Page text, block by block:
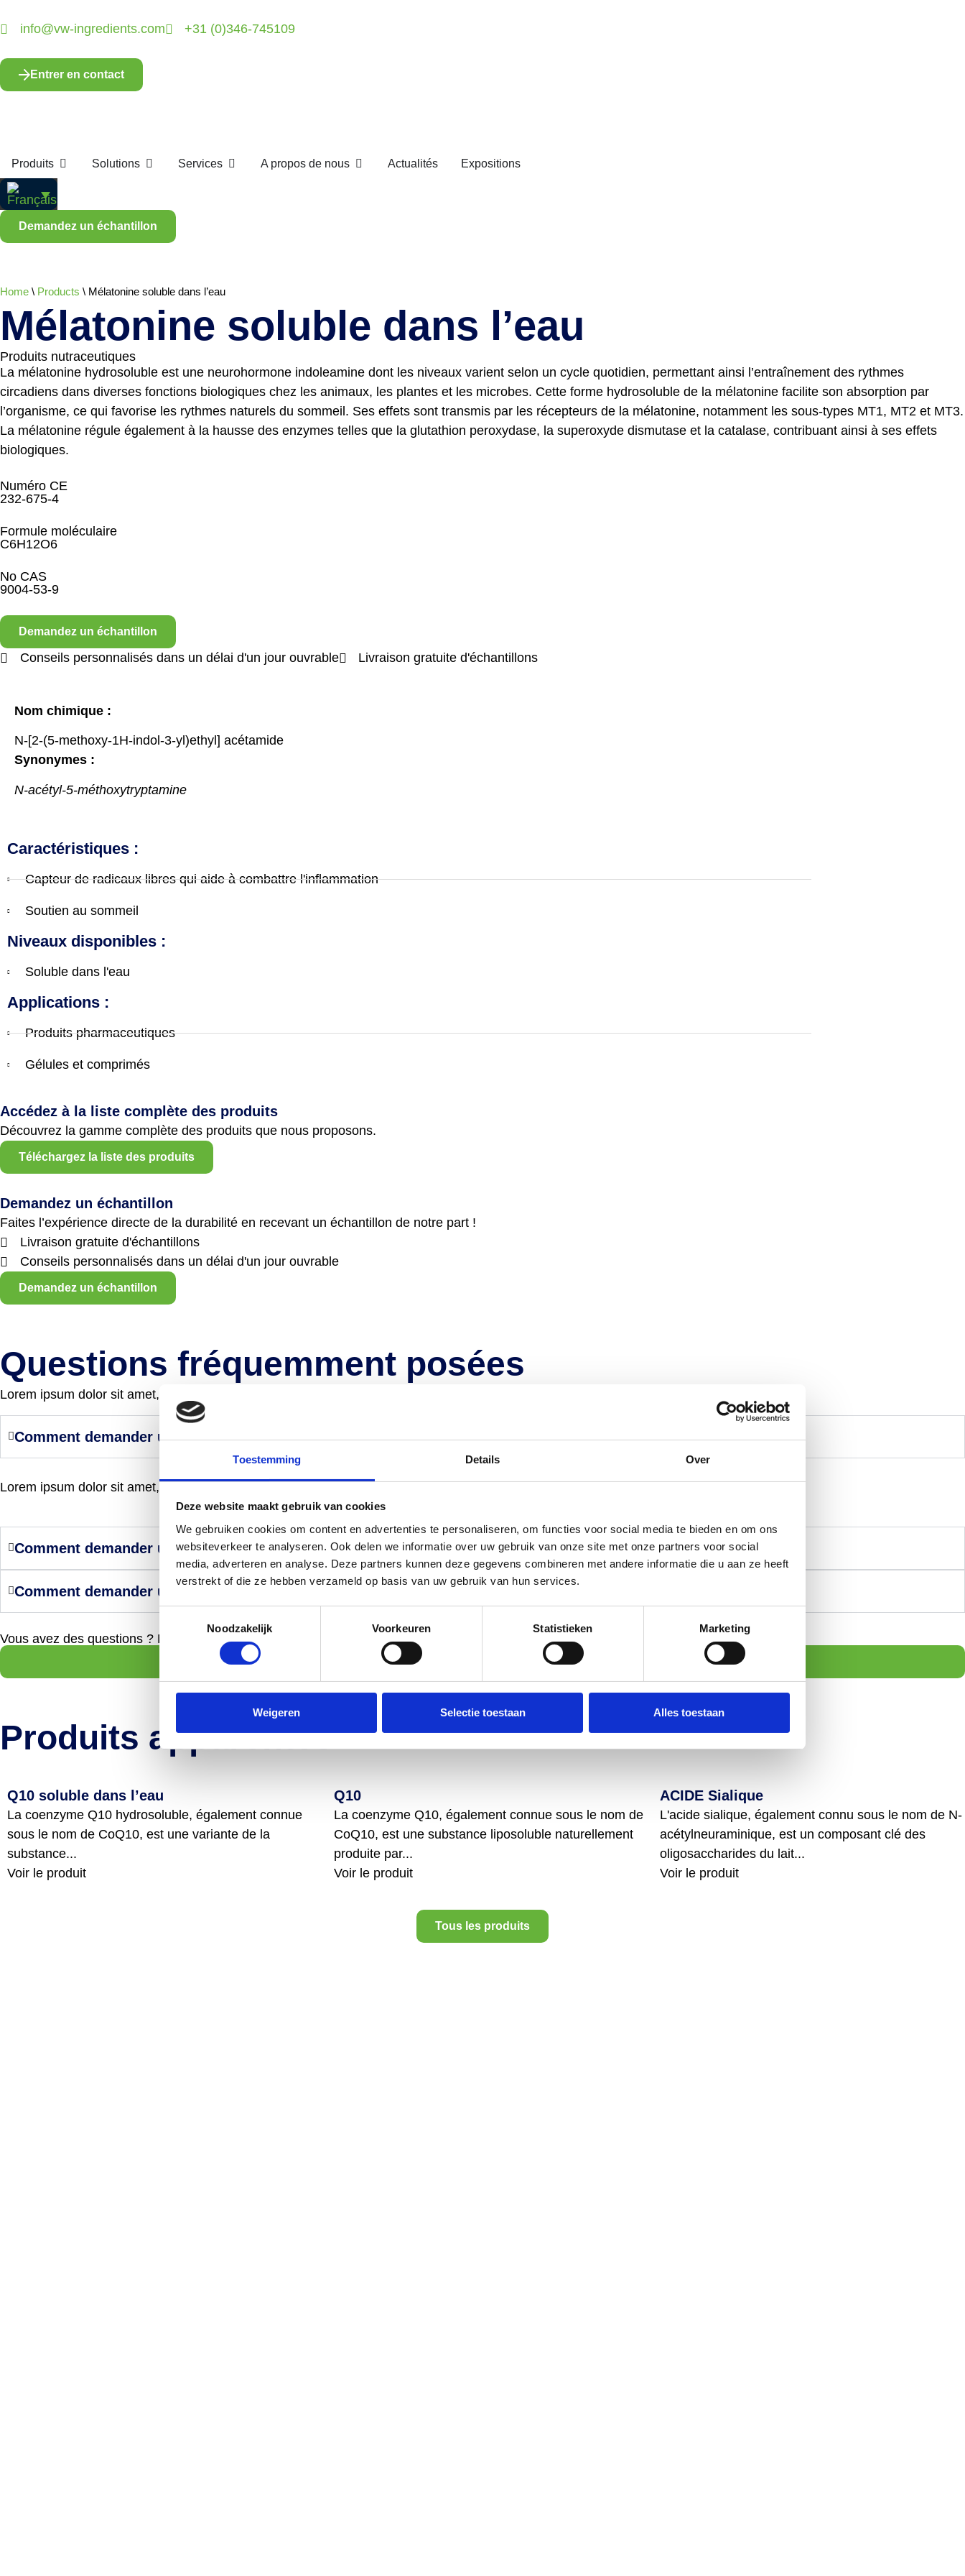
Toestemming Details Over
Deze website maakt gebruik van cookies
We gebruiken cookies om content en advertenties te personaliseren, om functies voor social media te bieden en om ons
websiteverkeer te analyseren. Ook delen we informatie over uw gebruik van onze site met onze partners voor social
media, adverteren en analyse. Deze partners kunnen deze gegevens combineren met andere informatie die u aan ze heeft
verstrekt of die ze hebben verzameld op basis van uw gebruik van hun services.
Toestemmingsselectie
Noodzakelijk
Voorkeuren Statistieken Marketing
Weigeren Selectie toestaan Alles toestaan
info@vw-ingredients.com +31 (0)346-745109
Entrer en contact
Produits Solutions Services A propos de nous Actualités Expositions
Demandez un échantillon
Home \ Products \ Mélatonine soluble dans l’eau
Mélatonine soluble dans l’eau
Produits nutraceutiques
La mélatonine hydrosoluble est une neurohormone indoleamine dont les niveaux varient selon un cycle quotidien, permettant ainsi l’entraînement des rythmes
circadiens dans diverses fonctions biologiques chez les animaux, les plantes et les microbes. Cette forme hydrosoluble de la mélatonine facilite son absorption par
l’organisme, ce qui favorise les rythmes naturels du sommeil. Ses effets sont transmis par les récepteurs de la mélatonine, notamment les sous-types MT1, MT2 et MT3.
La mélatonine régule également à la hausse des enzymes telles que la glutathion peroxydase, la superoxyde dismutase et la catalase, contribuant ainsi à ses effets
biologiques.
Numéro CE
232-675-4
Formule moléculaire
C6H12O6
No CAS
9004-53-9
Demandez un échantillon
Conseils personnalisés dans un délai d'un jour ouvrable Livraison gratuite d'échantillons
Nom chimique :
N-[2-(5-methoxy-1H-indol-3-yl)ethyl] acétamide
Synonymes :
N-acétyl-5-méthoxytryptamine
Caractéristiques :
Capteur de radicaux libres qui aide à combattre l'inflammation
Soutien au sommeil
Niveaux disponibles :
Soluble dans l'eau
Applications :
Produits pharmaceutiques
Gélules et comprimés
Accédez à la liste complète des produits
Découvrez la gamme complète des produits que nous proposons.
Téléchargez la liste des produits
Demandez un échantillon
Faites l’expérience directe de la durabilité en recevant un échantillon de notre part !
Livraison gratuite d'échantillons
Conseils personnalisés dans un délai d'un jour ouvrable
Demandez un échantillon
Questions fréquemment posées
Lorem ipsum dolor sit amet, consectetur adipiscing elit. Ut elit tellus, luctus nec ullamcorper mattis, pulvinar dapibus leo.
Comment demander un échantillon ?
Lorem ipsum dolor sit amet, consectetur adipiscing elit. Ut elit tellus, luctus nec ullamcorper mattis, pulvinar dapibus leo.
Comment demander un échantillon ?
Comment demander un échantillon ?
Vous avez des questions ? Nous sommes heureux de vous aider.
Produits apparentés
Q10 soluble dans l’eau
La coenzyme Q10 hydrosoluble, également connue
sous le nom de CoQ10, est une variante de la
substance...
Voir le produit
Q10
La coenzyme Q10, également connue sous le nom de
CoQ10, est une substance liposoluble naturellement
produite par...
Voir le produit
ACIDE Sialique
L'acide sialique, également connu sous le nom de N-
acétylneuraminique, est un composant clé des
oligosaccharides du lait...
Voir le produit
Tous les produits